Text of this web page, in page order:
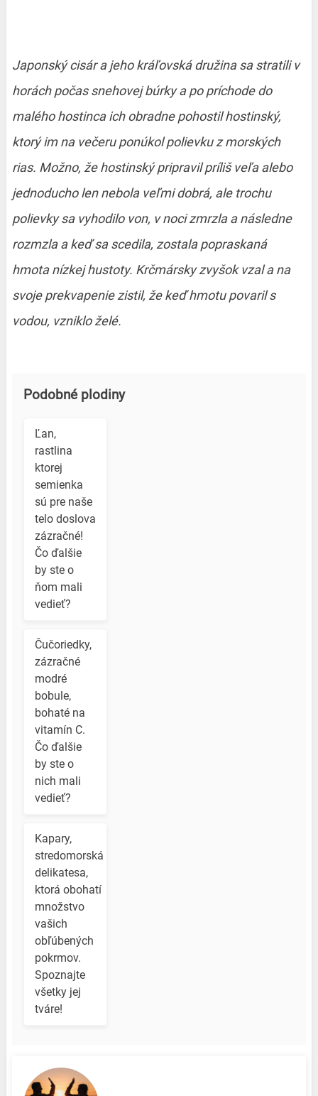
Japonský cisár a jeho kráľovská družina sa stratili v
horách počas snehovej búrky a po príchode do
malého hostinca ich obradne pohostil hostinský,
ktorý im na večeru ponúkol polievku z morských
rias. Možno, že hostinský pripravil príliš veľa alebo
jednoducho len nebola veľmi dobrá, ale trochu
polievky sa vyhodilo von, v noci zmrzla a následne
rozmzla a keď sa scedila, zostala popraskaná
hmota nízkej hustoty. Krčmársky zvyšok vzal a na
svoje prekvapenie zistil, že keď hmotu povaril s
vodou, vzniklo želé.
Podobné plodiny
Ľan,
rastlina
ktorej
semienka
sú pre naše
telo doslova
zázračné!
Čo ďalšie
by ste o
ňom mali
vedieť?
Čučoriedky,
zázračné
modré
bobule,
bohaté na
vitamín C.
Čo ďalšie
by ste o
nich mali
vedieť?
Kapary,
stredomorská
delikatesa,
ktorá obohatí
množstvo
vašich
obľúbených
pokrmov.
Spoznajte
všetky jej
tváre!